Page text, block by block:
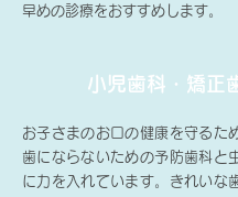
早めの診療をおすすめします。
小児歯科・矯正
お子さまのお口の健康を守るた
歯にならないための予防歯科と
に力を入れています。きれいな